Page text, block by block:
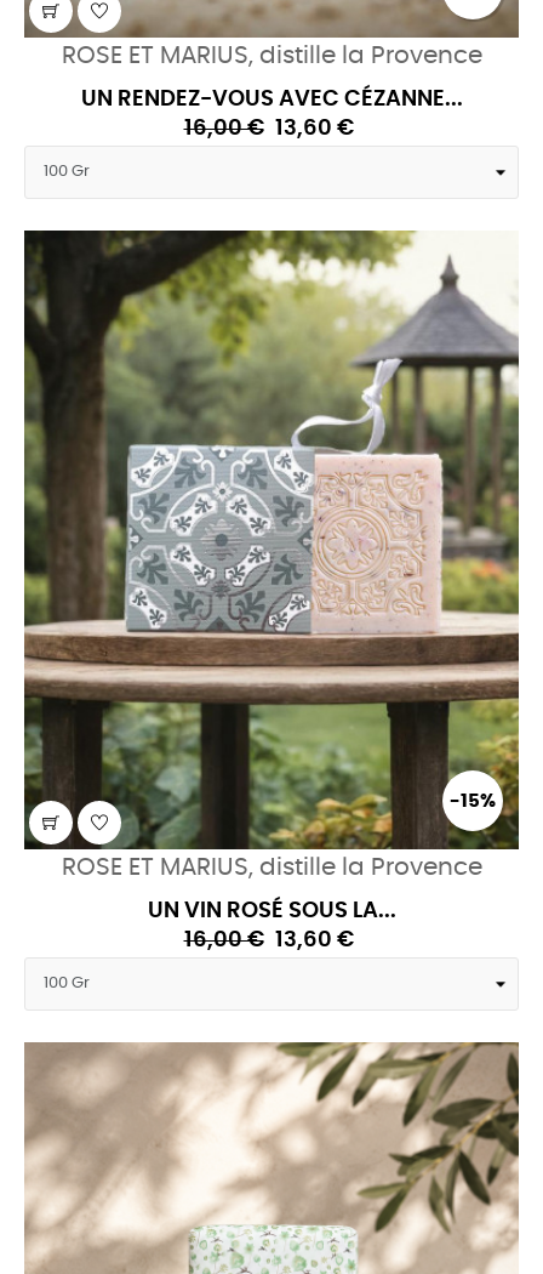
ROSE ET MARIUS, distille la Provence
UN RENDEZ-VOUS AVEC CÉZANNE...
16,00 € 13,60 €
-15%
ROSE ET MARIUS, distille la Provence
UN VIN ROSÉ SOUS LA...
16,00 € 13,60 €